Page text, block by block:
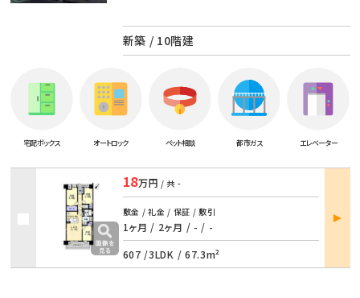
新築 / 10階建
宅配ボックス オートロック ペット相談 都市ガス エレベーター
18万円 / 共 -
敷金 / 礼金 / 保証 / 敷引
1ヶ月 / 2ヶ月 / - / -
607 /3LDK / 67.3m²
部屋
詳細